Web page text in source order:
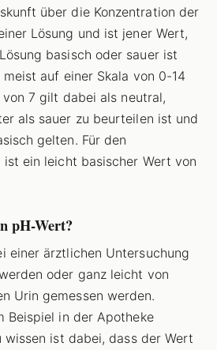
über die Konzentration der
Lösung und ist jener Wert,
basisch oder sauer ist
auf einer Skala von 0-14
7 gilt dabei als neutral,
als sauer zu beurteilen ist und
gelten. Für den
ist ein leicht basischer Wert von
pH-Wert?
einer ärztlichen Untersuchung
oder ganz leicht von
Urin gemessen werden.
Beispiel in der Apotheke
ist dabei, dass der Wert